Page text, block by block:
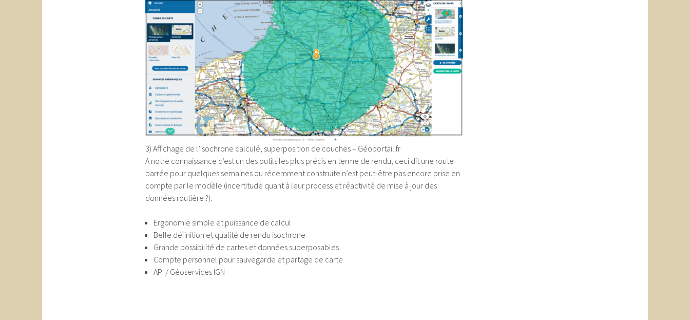
3) Affichage de l’isochrone calculé, superposition de couches – Géoportail.fr
A notre connaissance c’est un des outils les plus précis en terme de rendu, ceci dit une route
barrée pour quelques semaines ou récemment construite n’est peut-être pas encore prise en
compte par le modèle (incertitude quant à leur process et réactivité de mise à jour des
données routière ?).
Ergonomie simple et puissance de calcul
Belle définition et qualité de rendu isochrone
Grande possibilité de cartes et données superposables
Compte personnel pour sauvegarde et partage de carte
API / Géoservices IGN